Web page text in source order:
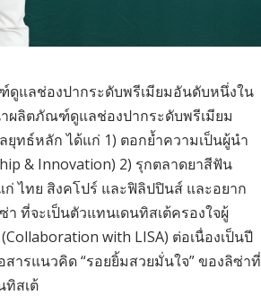
ดูแลช่องปากระดับพรีเมียมอันดับหนึ่งใน
ำผลิตภัณฑ์ดูแลช่องปากระดับพรีเมียม
ยุทธ์หลัก ได้แก่ 1) ตอกย้ำความเป็นผู้นำ
& Innovation) 2) รุกตลาดยาสีฟัน
ก่ ไทย สิงคโปร์ และฟิลิปปินส์ และอยาก
ที่จะเป็นตัวแทนเดนทิสเต้ครองใจผู้
with LISA) ต่อเนื่องเป็นปี
สารแนวคิด “รอยยิ้มสวยมั่นใจ” ของลิซ่าที่
ทิสเต้